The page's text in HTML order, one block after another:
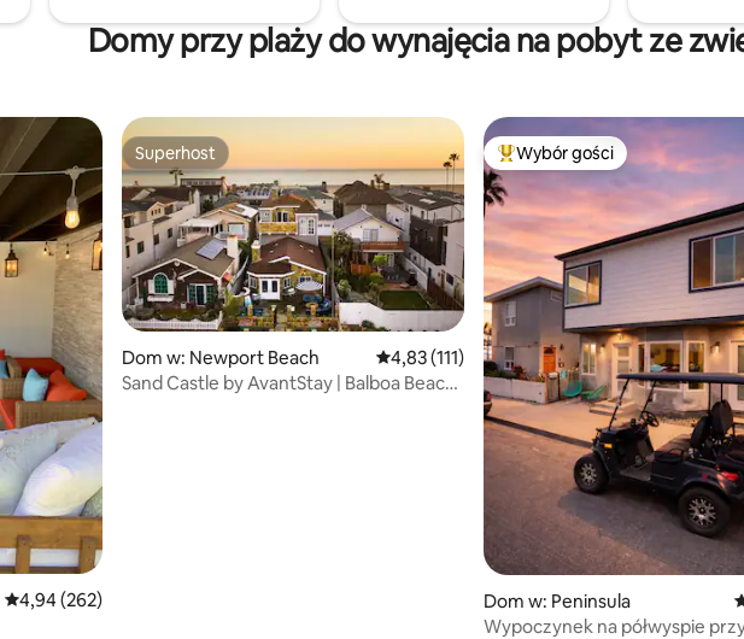
✓
i suszarka
Zobacz zdjęcia.
Domy przy plaży do wynajęcia na pobyt ze
Wybór gości
Średnia ocena: 4,94 na 5, liczba recenzji: 262
4,94 (262)
Superhost
Superhost
Dom w: Newport Beach Średnia ocena: 4,83 na 5, liczba recenzji: 111
4,83 (111)
Sand Castle by AvantStay | Balboa Beach
Najpopularniejsze z kategorii
Wybór gości
Dom w: Peninsula
Wypoczynek na półwyspie